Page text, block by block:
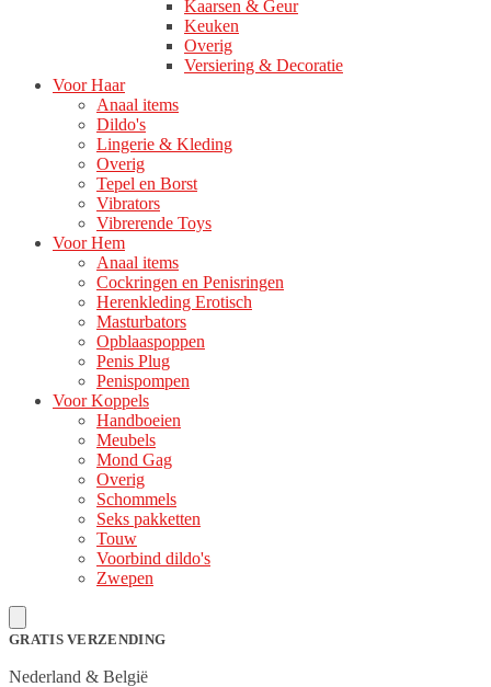
Kaarsen & Geur
Keuken
Overig
Versiering & Decoratie
Voor Haar
Anaal items
Dildo's
Lingerie & Kleding
Overig
Tepel en Borst
Vibrators
Vibrerende Toys
Voor Hem
Anaal items
Cockringen en Penisringen
Herenkleding Erotisch
Masturbators
Opblaaspoppen
Penis Plug
Penispompen
Voor Koppels
Handboeien
Meubels
Mond Gag
Overig
Schommels
Seks pakketten
Touw
Voorbind dildo's
Zwepen
GRATIS VERZENDING
Nederland & België